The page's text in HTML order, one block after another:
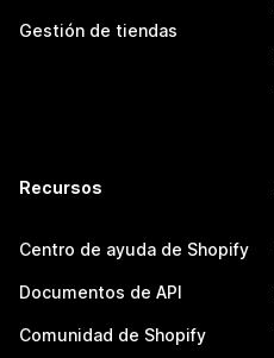
Gestión de tiendas
Recursos
Centro de ayuda de Shopify
Documentos de API
Comunidad de Shopify